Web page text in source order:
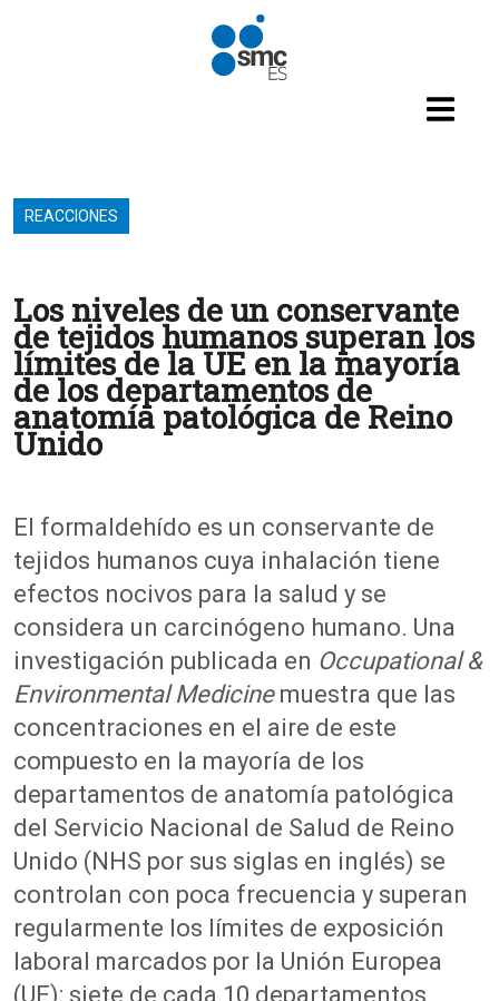
Pasar al contenido principal
REACCIONES
Los niveles de un conservante
de tejidos humanos superan los
límites de la UE en la mayoría
de los departamentos de
anatomía patológica de Reino
Unido
El formaldehído es un conservante de
tejidos humanos cuya inhalación tiene
efectos nocivos para la salud y se
considera un carcinógeno humano. Una
investigación publicada en Occupational &
Environmental Medicinemuestra que las
concentraciones en el aire de este
compuesto en la mayoría de los
departamentos de anatomía patológica
del Servicio Nacional de Salud de Reino
Unido (NHS por sus siglas en inglés) se
controlan con poca frecuencia y superan
regularmente los límites de exposición
laboral marcados por la Unión Europea
(UE): siete de cada 10 departamentos